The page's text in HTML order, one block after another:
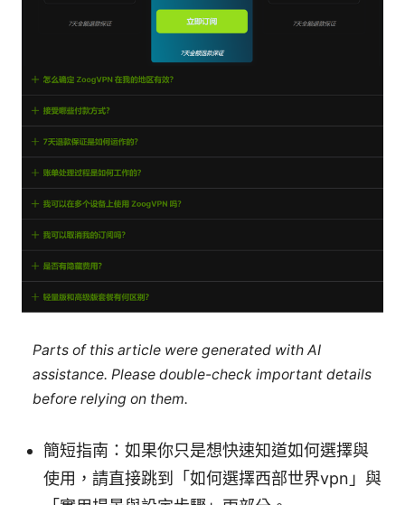
Parts of this article were generated with AI
assistance. Please double-check important details
before relying on them.
簡短指南：如果你只是想快速知道如何選擇與
使用，請直接跳到「如何選擇西部世界vpn」與